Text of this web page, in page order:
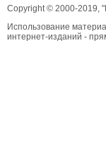
Copyright © 2000-2019,
Использование
интернет-изданий -